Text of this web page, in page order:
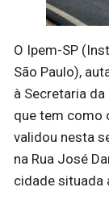
O Ipem-SP
São Paulo),
à Secretaria
que tem como
validou nesta
na Rua José
cidade situada